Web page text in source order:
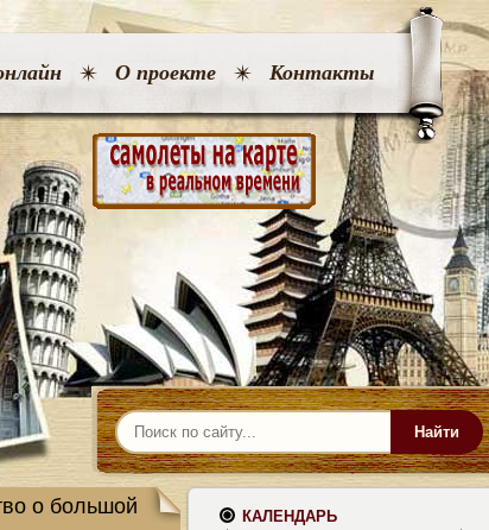
О проекте Контакты
Найти
о большой
КАЛЕНДАРЬ